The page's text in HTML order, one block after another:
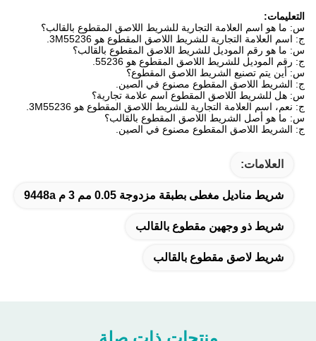
التعليمات:
س: ما هو اسم العلامة التجارية للشريط اللاصق المقطوع بالقالب؟
ج: اسم العلامة التجارية للشريط اللاصق المقطوع هو 3M55236.
س: ما هو رقم الموديل للشريط اللاصق المقطوع بالقالب؟
ج: رقم الموديل للشريط اللاصق المقطوع هو 55236.
س: أين يتم تصنيع الشريط اللاصق المقطوع؟
ج: الشريط اللاصق المقطوع مصنوع في الصين.
س: هل للشريط اللاصق المقطوع اسم علامة تجارية؟
ج: نعم، اسم العلامة التجارية للشريط اللاصق المقطوع هو 3M55236.
س: ما هو أصل الشريط اللاصق المقطوع بالقالب؟
ج: الشريط اللاصق المقطوع مصنوع في الصين.
العلامات:
شريط مناديل مغطى بطبقة مزدوجة 0.05 مم 3 م 9448a
شريط ذو وجهين مقطوع بالقالب
شريط لاصق مقطوع بالقالب